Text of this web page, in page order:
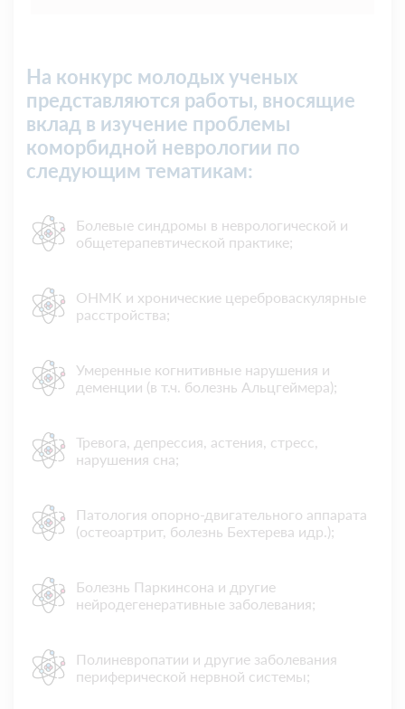
На конкурс молодых ученых
представляются работы, вносящие
вклад в изучение проблемы
коморбидной неврологии по
следующим тематикам:
Болевые синдромы в неврологической и
общетерапевтической практике;
ОНМК и хронические цереброваскулярные
расстройства;
Умеренные когнитивные нарушения и
деменции (в т.ч. болезнь Альцгеймера);
Тревога, депрессия, астения, стресс,
нарушения сна;
Патология опорно-двигательного аппарата
(остеоартрит, болезнь Бехтерева идр.);
Болезнь Паркинсона и другие
нейродегенеративные заболевания;
Полиневропатии и другие заболевания
периферической нервной системы;